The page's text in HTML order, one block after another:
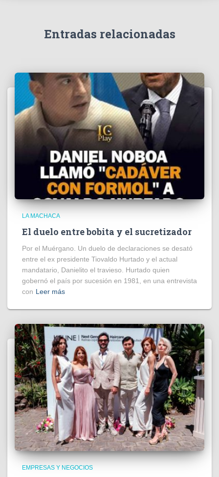
Entradas relacionadas
LA MACHACA
El duelo entre bobita y el sucretizador
Por el Muérgano. Un duelo de declaraciones se desató
entre el ex presidente Tiovaldo Hurtado y el actual
mandatario, Danielito el travieso. Hurtado quien
gobernó el país por sucesión en 1981, en una entrevista
con Leer más
EMPRESAS Y NEGOCIOS